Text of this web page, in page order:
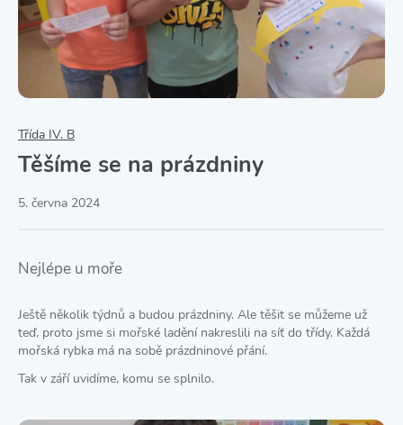
Třída IV. B
Těšíme se na prázdniny
5. června 2024
Nejlépe u moře
Ještě několik týdnů a budou prázdniny. Ale těšit se můžeme už
teď, proto jsme si mořské ladění nakreslili na síť do třídy. Každá
mořská rybka má na sobě prázdninové přání.
Tak v září uvidíme, komu se splnilo.